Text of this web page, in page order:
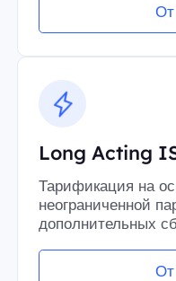
Long Acting
Тарификация на
неограниченной
дополнительных